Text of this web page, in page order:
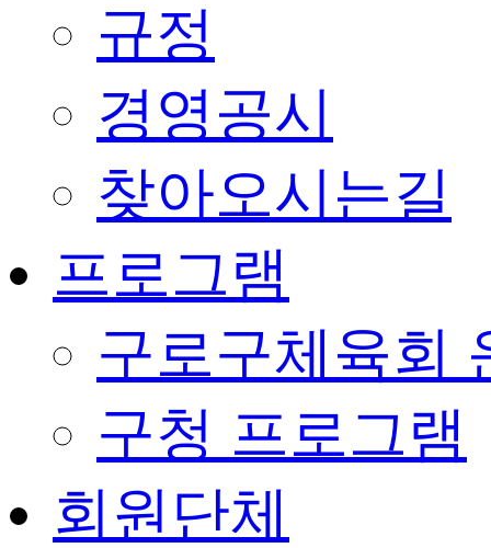
규정
경영공시
찾아오시는길
프로그램
구로구체육회
구청 프로그램
회원단체